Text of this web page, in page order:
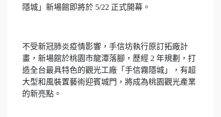
隱城」新場館即將於 5/22 正式開幕。
不受新冠肺炎疫情影響，手信坊執行原訂拓廠計
畫，新場館於桃園市龍潭落腳，歷經 2 年規劃，打
造全台最具特色的觀光工廠「手信霧隱城」，有超
大型和風裝置藝術迎賓城門，將成為桃園觀光產業
的新亮點。